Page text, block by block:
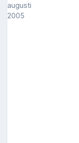
augusti
2005